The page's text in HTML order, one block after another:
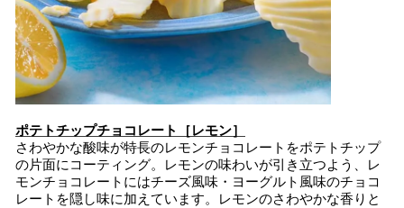
ポテトチップチョコレート［レモン］
さわやかな酸味が特長のレモンチョコレートをポテトチップ
の片面にコーティング。レモンの味わいが引き立つよう、レ
モンチョコレートにはチーズ風味・ヨーグルト風味のチョコ
レートを隠し味に加えています。レモンのさわやかな香りと